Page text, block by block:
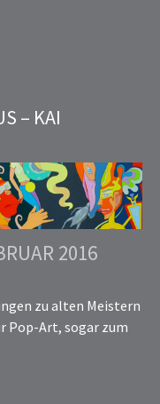
– KAI
2016
zu alten Meistern
Pop-Art, sogar zum